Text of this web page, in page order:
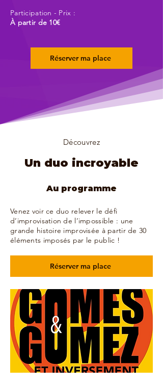
Participation - Prix :
À partir de 10€
Réserver ma place
Découvrez
Un duo incroyable
Au programme
Venez voir ce duo relever le défi
d’improvisation de l’impossible : une
grande histoire improvisée à partir de 30
éléments imposés par le public !
Réserver ma place